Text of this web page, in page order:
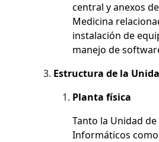
central y anexos
Medicina
instalación de
manejo de
Estructura de la
Planta física
Tanto la Unidad de
Informáticos como